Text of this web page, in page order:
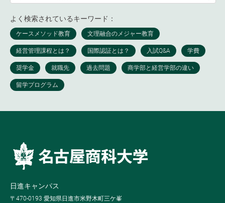
よく検索されているキーワード：
日進キャンパス
〒470-0193 愛知県日進市米野木町三ケ峯